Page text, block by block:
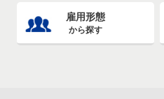
雇用形態
から探す